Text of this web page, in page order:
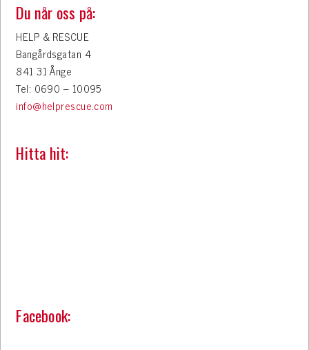
Du når oss på:
HELP & RESCUE
Bangårdsgatan 4
841 31 Ånge
Tel: 0690 – 10095
info@helprescue.com
Hitta hit:
Facebook: